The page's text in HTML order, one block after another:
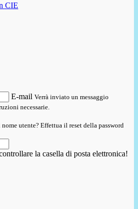
CIE
E-mail Verrà inviato un messaggio
necessarie.
utente? Effettua il reset della password
la casella di posta elettronica!